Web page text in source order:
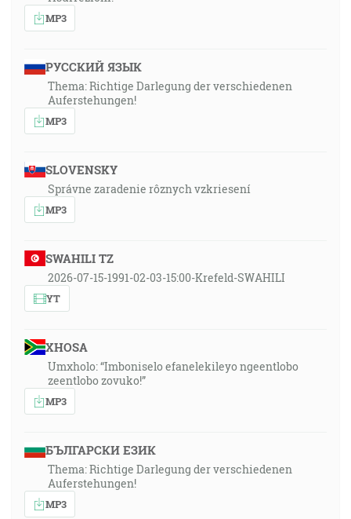
MP3
РУССКИЙ ЯЗЫК
Thema: Richtige Darlegung der verschiedenen
Auferstehungen!
MP3
SLOVENSKY
Správne zaradenie rôznych vzkriesení
MP3
SWAHILI TZ
2026-07-15-1991-02-03-15:00-Krefeld-SWAHILI
YT
XHOSA
Umxholo: “Imboniselo efanelekileyo ngeentlobo
zeentlobo zovuko!”
MP3
БЪЛГАРСКИ ЕЗИК
Thema: Richtige Darlegung der verschiedenen
Auferstehungen!
MP3